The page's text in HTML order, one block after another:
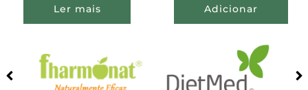
Ler mais Adicionar